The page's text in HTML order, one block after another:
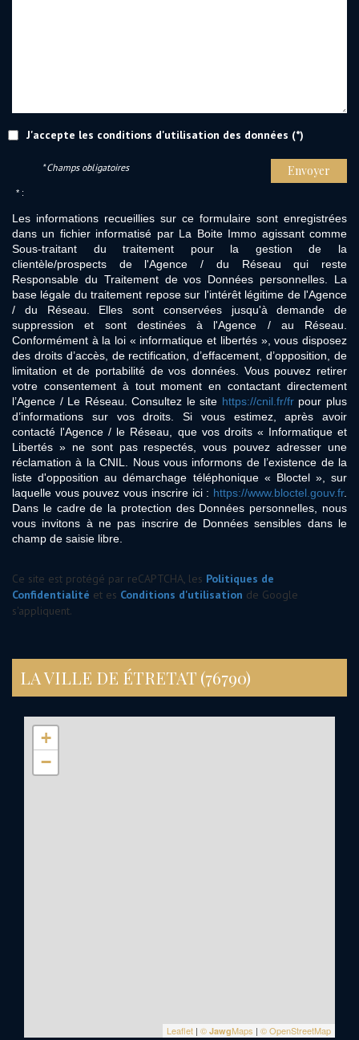
J'accepte les conditions d'utilisation des données (*)
Envoyer
* Champs obligatoires
* :
Les informations recueillies sur ce formulaire sont enregistrées
dans un fichier informatisé par La Boite Immo agissant comme
Sous-traitant du traitement pour la gestion de la
clientèle/prospects de l'Agence / du Réseau qui reste
Responsable du Traitement de vos Données personnelles. La
base légale du traitement repose sur l'intérêt légitime de l'Agence
/ du Réseau. Elles sont conservées jusqu'à demande de
suppression et sont destinées à l'Agence / au Réseau.
Conformément à la loi « informatique et libertés », vous disposez
des droits d’accès, de rectification, d’effacement, d’opposition, de
limitation et de portabilité de vos données. Vous pouvez retirer
votre consentement à tout moment en contactant directement
l’Agence / Le Réseau. Consultez le site https://cnil.fr/frpour plus
d’informations sur vos droits. Si vous estimez, après avoir
contacté l'Agence / le Réseau, que vos droits « Informatique et
Libertés » ne sont pas respectés, vous pouvez adresser une
réclamation à la CNIL. Nous vous informons de l’existence de la
liste d'opposition au démarchage téléphonique « Bloctel », sur
laquelle vous pouvez vous inscrire ici : https://www.bloctel.gouv.fr.
Dans le cadre de la protection des Données personnelles, nous
vous invitons à ne pas inscrire de Données sensibles dans le
champ de saisie libre.
Ce site est protégé par reCAPTCHA, les Politiques de
Confidentialité et es Conditions d'utilisation de Google
s'appliquent.
LA VILLE DE ÉTRETAT (76790)
+
−
Leaflet | © JawgMaps | © OpenStreetMap